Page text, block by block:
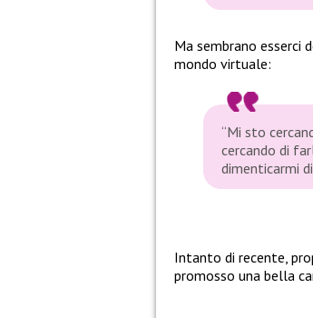
Ma sembrano esserci
mondo virtuale:
“Mi sto
cercando di
dimenticarmi
Intanto di recente,
promosso una bella